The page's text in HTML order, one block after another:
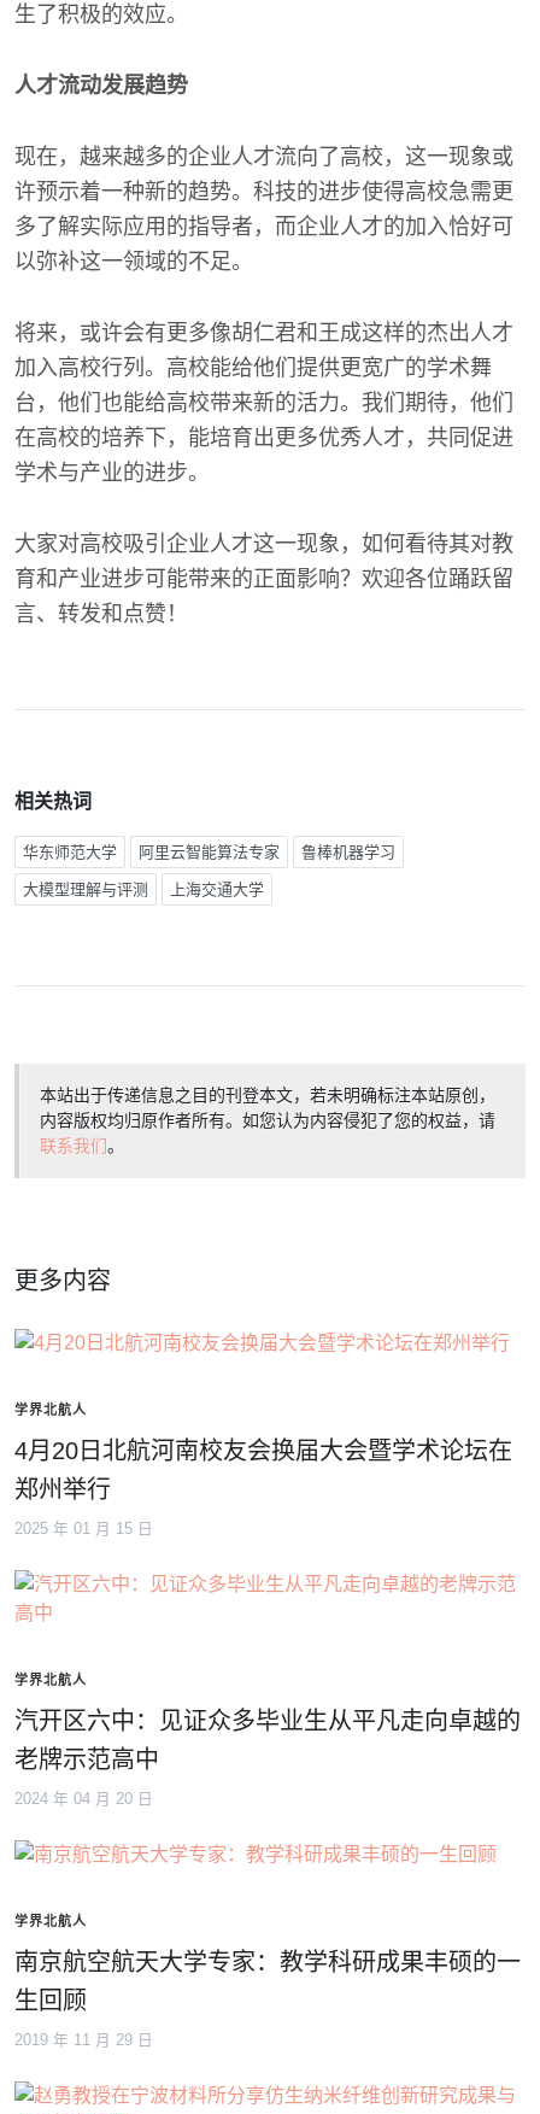
生了积极的效应。
人才流动发展趋势
现在，越来越多的企业人才流向了高校，这一现象或
许预示着一种新的趋势。科技的进步使得高校急需更
多了解实际应用的指导者，而企业人才的加入恰好可
以弥补这一领域的不足。
将来，或许会有更多像胡仁君和王成这样的杰出人才
加入高校行列。高校能给他们提供更宽广的学术舞
台，他们也能给高校带来新的活力。我们期待，他们
在高校的培养下，能培育出更多优秀人才，共同促进
学术与产业的进步。
大家对高校吸引企业人才这一现象，如何看待其对教
育和产业进步可能带来的正面影响？欢迎各位踊跃留
言、转发和点赞！
相关热词
华东师范大学 阿里云智能算法专家 鲁棒机器学习
大模型理解与评测 上海交通大学
本站出于传递信息之目的刊登本文，若未明确标注本站原创，
内容版权均归原作者所有。如您认为内容侵犯了您的权益，请
联系我们。
更多内容
学界北航人
4月20日北航河南校友会换届大会暨学术论坛在
郑州举行
2025 年 01 月 15 日
学界北航人
汽开区六中：见证众多毕业生从平凡走向卓越的
老牌示范高中
2024 年 04 月 20 日
学界北航人
南京航空航天大学专家：教学科研成果丰硕的一
生回顾
2019 年 11 月 29 日